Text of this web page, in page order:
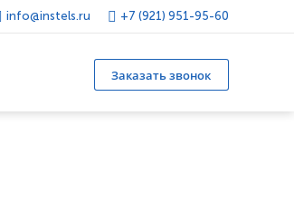
info@instels.ru +7 (921) 951-95-60
Заказать звонок